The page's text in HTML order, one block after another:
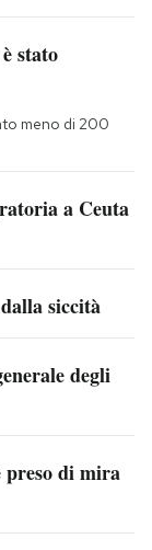
stato
meno di 200
a Ceuta
siccità
degli
preso di mira